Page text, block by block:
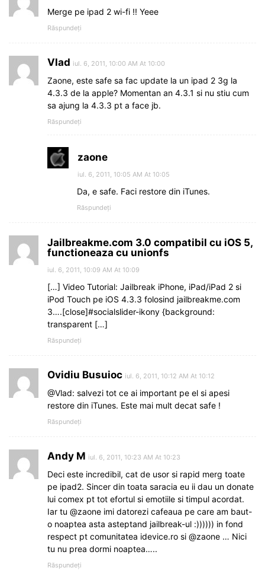
Merge pe ipad 2 wi-fi !! Yeee
Răspundeți
Vlad iul. 6, 2011, 10:00 AM At 10:00
Zaone, este safe sa fac update la un ipad 2 3g la
4.3.3 de la apple? Momentan an 4.3.1 si nu stiu cum
sa ajung la 4.3.3 pt a face jb.
Răspundeți
zaone
iul. 6, 2011, 10:05 AM At 10:05
Da, e safe. Faci restore din iTunes.
Răspundeți
Jailbreakme.com 3.0 compatibil cu iOS 5,
functioneaza cu unionfs
iul. 6, 2011, 10:09 AM At 10:09
[…] Video Tutorial: Jailbreak iPhone, iPad/iPad 2 si
iPod Touch pe iOS 4.3.3 folosind jailbreakme.com
3….[close]#socialslider-ikony {background:
transparent […]
Răspundeți
Ovidiu Busuioc iul. 6, 2011, 10:12 AM At 10:12
@Vlad: salvezi tot ce ai important pe el si apesi
restore din iTunes. Este mai mult decat safe !
Răspundeți
Andy M iul. 6, 2011, 10:23 AM At 10:23
Deci este incredibil, cat de usor si rapid merg toate
pe ipad2. Sincer din toata saracia eu ii dau un donate
lui comex pt tot efortul si emotiile si timpul acordat.
Iar tu @zaone imi datorezi cafeaua pe care am baut-
o noaptea asta asteptand jailbreak-ul :)))))) in fond
respect pt comunitatea idevice.ro si @zaone … Nici
tu nu prea dormi noaptea…..
Răspundeți